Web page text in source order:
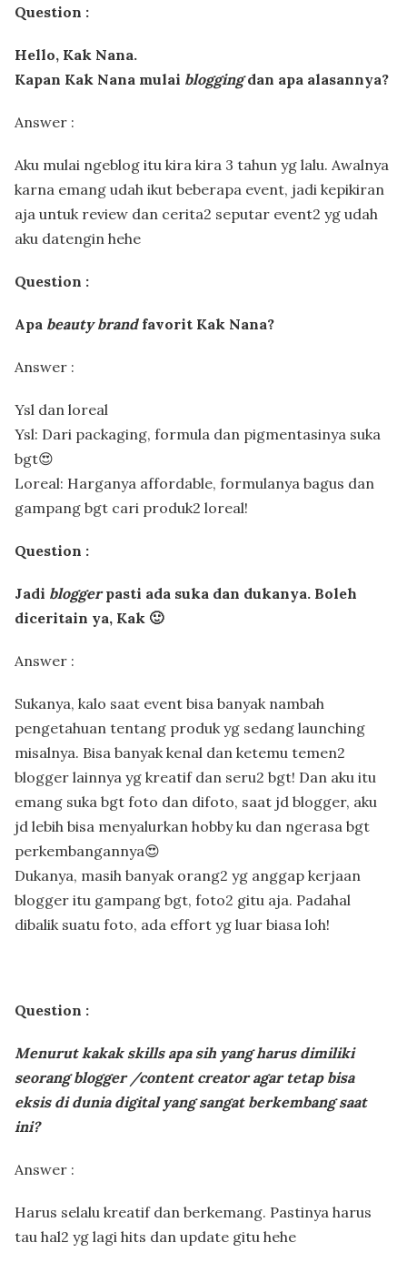
Question :
Hello, Kak Nana.
Kapan Kak Nana mulai bloggingdan apa alasannya?
Answer :
Aku mulai ngeblog itu kira kira 3 tahun yg lalu. Awalnya
karna emang udah ikut beberapa event, jadi kepikiran
aja untuk review dan cerita2 seputar event2 yg udah
aku datengin hehe
Question :
Apa beauty brand favorit Kak Nana?
Answer :
Ysl dan loreal
Ysl: Dari packaging, formula dan pigmentasinya suka
bgt😍
Loreal: Harganya affordable, formulanya bagus dan
gampang bgt cari produk2 loreal!
Question :
Jadi bloggerpasti ada suka dan dukanya. Boleh
diceritain ya, Kak 🙂
Answer :
Sukanya, kalo saat event bisa banyak nambah
pengetahuan tentang produk yg sedang launching
misalnya. Bisa banyak kenal dan ketemu temen2
blogger lainnya yg kreatif dan seru2 bgt! Dan aku itu
emang suka bgt foto dan difoto, saat jd blogger, aku
jd lebih bisa menyalurkan hobby ku dan ngerasa bgt
perkembangannya😍
Dukanya, masih banyak orang2 yg anggap kerjaan
blogger itu gampang bgt, foto2 gitu aja. Padahal
dibalik suatu foto, ada effort yg luar biasa loh!
Question :
Menurut kakak skills apa sih yang harus dimiliki
seorang blogger /content creator agar tetap bisa
eksis di dunia digital yang sangat berkembang saat
ini?
Answer :
Harus selalu kreatif dan berkemang. Pastinya harus
tau hal2 yg lagi hits dan update gitu hehe